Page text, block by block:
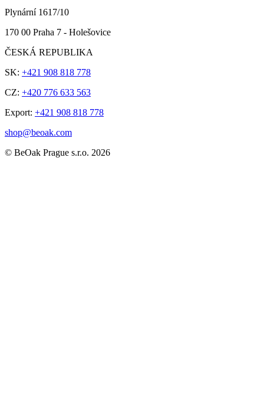
Plynární 1617/10
170 00 Praha 7 - Holešovice
ČESKÁ REPUBLIKA
SK: +421 908 818 778
CZ: +420 776 633 563
Export: +421 908 818 778
shop@beoak.com
© BeOak Prague s.r.o. 2026